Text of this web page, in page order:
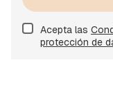
Acepta las
protección de